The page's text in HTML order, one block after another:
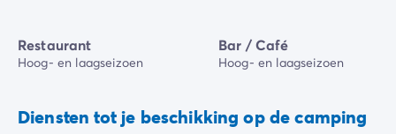
Restaurant
Hoog- en laagseizoen
Bar / Café
Hoog- en laagseizoen
Diensten tot je beschikking op de camping